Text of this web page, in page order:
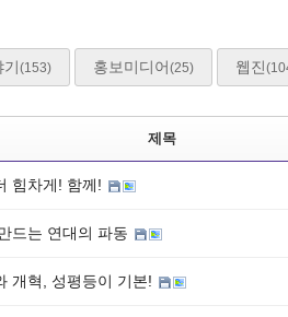
(153) 홍보미디어(25) 웹진
제목
힘차게! 함께!
드는 연대의 파동
개혁, 성평등이 기본!